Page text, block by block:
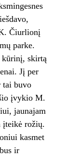
Čiurlionį
parke.
kūrinį, skirtą
Jį per
tai buvo
įvykio M.
jaunajam
įteikė rožių.
kasmet
ir